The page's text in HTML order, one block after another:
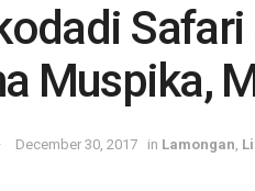
Muspika,
December 30, 2017 in Lamongan